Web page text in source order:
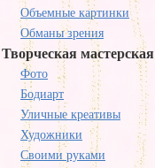
Объемные картинки
Обманы зрения
Творческая мастерская
Фото
Бодиарт
Уличные креативы
Художники
Своими руками